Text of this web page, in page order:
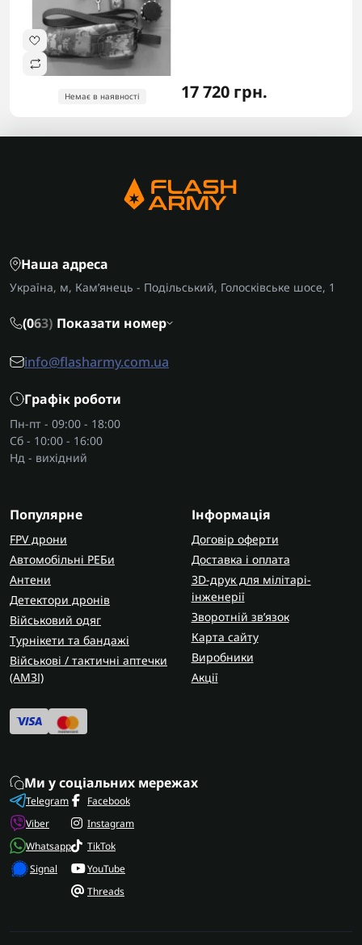
Немає в наявності 17 720 грн.
Наша адреса
Україна, м, Кам’янець - Подільський, Голосківське шосе, 1
(063) Показати номер
info@flasharmy.com.ua
Графік роботи
Пн-пт - 09:00 - 18:00
Сб - 10:00 - 16:00
Нд - вихідний
Популярне
FPV дрони
Автомобільні РЕБи
Антени
Детектори дронів
Військовий одяг
Турнікети та бандажі
Військові / тактичні аптечки
(AMЗІ)
Інформація
Договір оферти
Доставка і оплата
3D-друк для мілітарі-
інженерії
Зворотній зв’язок
Карта сайту
Виробники
Акції
Ми у соціальних мережах
Telegram
Viber
Whatsapp
Signal
Facebook
Instagram
TikTok
YouTube
Threads